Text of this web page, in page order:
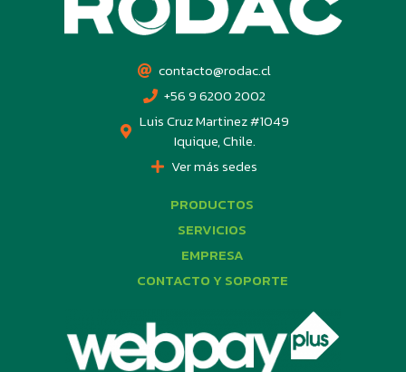
contacto@rodac.cl
+56 9 6200 2002
Luis Cruz Martinez #1049
Iquique, Chile.
Ver más sedes
PRODUCTOS
SERVICIOS
EMPRESA
CONTACTO Y SOPORTE